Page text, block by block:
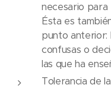
necesario para
Ésta es
punto anterior:
confusas o
las que ha
Tolerancia de